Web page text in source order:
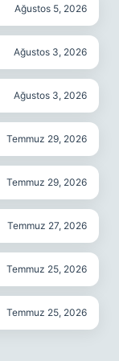
Ağustos 5, 2026
Ağustos 3, 2026
Ağustos 3, 2026
Temmuz 29, 2026
Temmuz 29, 2026
Temmuz 27, 2026
Temmuz 25, 2026
Temmuz 25, 2026